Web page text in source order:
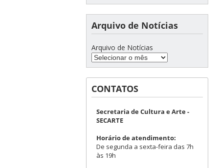
Arquivo de Notícias
Arquivo de Notícias
CONTATOS
Secretaria de Cultura e Arte -
SECARTE
Horário de atendimento:
De segunda a sexta-feira das 7h
às 19h